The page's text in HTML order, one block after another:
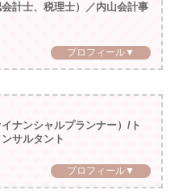
計士、税理士）／内山会計事
プロフィール▼
ナンシャルプランナー）/ト
サルタント
プロフィール▼